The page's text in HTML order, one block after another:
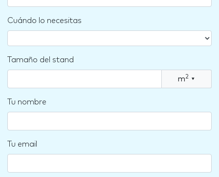
Cuándo lo necesitas
Tamaño del stand
m2 ▾
Tu nombre
Tu email